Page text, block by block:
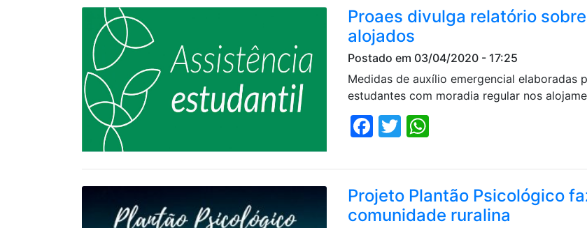
Proaes divulga relatório
alojados
Postado em 03/04/2020 - 17:25
Medidas de auxílio emergencial elaboradas
estudantes com moradia regular nos
Facebook
Twitter
Projeto Plantão Psicológico
comunidade ruralina